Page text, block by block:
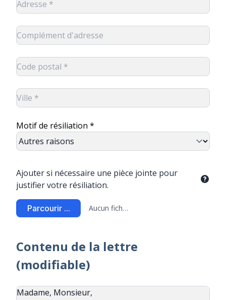
Motif de résiliation *
Ajouter si nécessaire une pièce jointe pour
justifier votre résiliation.
Parcourir ... Aucun fichier sélectionné
Contenu de la lettre
(modifiable)